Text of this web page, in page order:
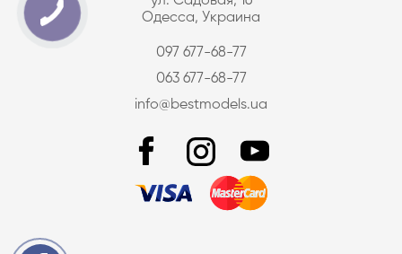
Одесса, Украина
097 677-68-77
063 677-68-77
info@bestmodels.ua